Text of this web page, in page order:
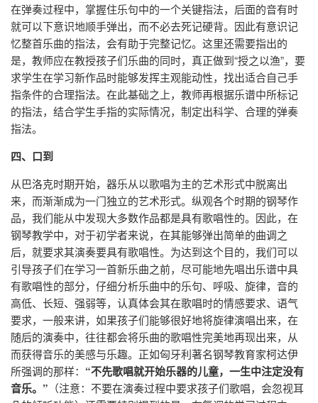
在弹奏过程中，掌握住乐句中的一个关键指法，后面的音有时
就可以下意识地顺手弹出，而不必去死记硬背。因此有意识记
忆整首乐曲的指法，会有助于完整记忆。这里还需要指出的
是，教师应在教授孩子们乐曲的同时，真正做到“授之以渔”，要
求学生在学习新作品时能够发挥主观能动性，找出适合自己手
指条件的合理指法。在此基础之上，教师再根据乐谱中所标记
的指法，结合学生手指的实际情况，制定出科学、合理的弹奏
指法。
四、口到
从巴洛克时期开始，器乐从以歌唱为主的艺术形式中脱离出
来，而渐渐成为一门独立的艺术形式。纵观各个时期的钢琴作
品，我们能从中发现大多数作品都是具有歌唱性的。因此，在
钢琴教学中，对于初学者来说，在其能够弹出简单的曲调之
后，就要求其演奏要具有歌唱性。为达到这个目的，我们可以
引导孩子们在学习一首新乐曲之前，尽可能地先唱出乐谱中具
有歌唱性的部分，仔细分析乐曲中的乐句、呼吸、旋律，音的
高低、长短、强弱等，认真体会其在歌唱时的情感要求、语气
要求，一般来讲，如果孩子们能够很好地将旋律演唱出来，在
随后的演奏中，往往都会将乐曲的歌唱性完美地再现出来，从
而获得音乐的美感与乐趣。正如匈牙利著名钢琴教育家柯达伊
所强调的那样： “不先歌唱就开始乐器的儿童，一生中注定没有
音乐。” （注意：不要在演奏过程中要求孩子们歌唱，会忽视耳